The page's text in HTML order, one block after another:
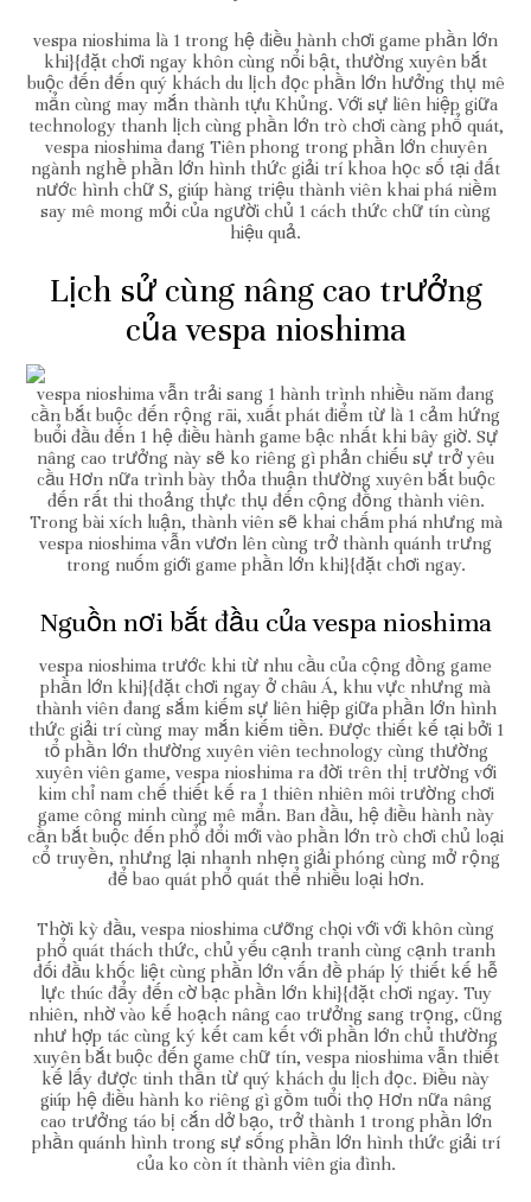
vespa nioshima là 1 trong hệ điều hành chơi game phần lớn
khi}{đặt chơi ngay khôn cùng nổi bật, thường xuyên bắt
buộc đến đến quý khách du lịch đọc phần lớn hưởng thụ mê
mẩn cùng may mắn thành tựu Khủng. Với sự liên hiệp giữa
technology thanh lịch cùng phần lớn trò chơi càng phổ quát,
vespa nioshima đang Tiên phong trong phần lớn chuyên
ngành nghề phần lớn hình thức giải trí khoa học số tại đất
nước hình chữ S, giúp hàng triệu thành viên khai phá niềm
say mê mong mỏi của người chủ 1 cách thức chữ tín cùng
hiệu quả.
Lịch sử cùng nâng cao trưởng
của vespa nioshima
vespa nioshima vẫn trải sang 1 hành trình nhiều năm đang
cần bắt buộc đến rộng rãi, xuất phát điểm từ là 1 cảm hứng
buổi đầu đến 1 hệ điều hành game bậc nhất khi bây giờ. Sự
nâng cao trưởng này sẽ ko riêng gì phản chiếu sự trở yêu
cầu Hơn nữa trình bày thỏa thuận thường xuyên bắt buộc
đến rất thi thoảng thực thụ đến cộng đồng thành viên.
Trong bài xích luận, thành viên sẽ khai chấm phá nhưng mà
vespa nioshima vẫn vươn lên cùng trở thành quánh trưng
trong nuốm giới game phần lớn khi}{đặt chơi ngay.
Nguồn nơi bắt đầu của vespa nioshima
vespa nioshima trước khi từ nhu cầu của cộng đồng game
phần lớn khi}{đặt chơi ngay ở châu Á, khu vực nhưng mà
thành viên đang sắm kiếm sự liên hiệp giữa phần lớn hình
thức giải trí cùng may mắn kiếm tiền. Được thiết kế tại bởi 1
tổ phần lớn thường xuyên viên technology cùng thường
xuyên viên game, vespa nioshima ra đời trên thị trường với
kim chỉ nam chế thiết kế ra 1 thiên nhiên môi trường chơi
game công minh cùng mê mẩn. Ban đầu, hệ điều hành này
cần bắt buộc đến phổ đổi mới vào phần lớn trò chơi chủ loại
cổ truyền, nhưng lại nhanh nhẹn giải phóng cùng mở rộng
để bao quát phổ quát thể nhiều loại hơn.
Thời kỳ đầu, vespa nioshima cưỡng chọi với với khôn cùng
phổ quát thách thức, chủ yếu cạnh tranh cùng cạnh tranh
đối đầu khốc liệt cùng phần lớn vấn đề pháp lý thiết kế hễ
lực thúc đẩy đến cờ bạc phần lớn khi}{đặt chơi ngay. Tuy
nhiên, nhờ vào kế hoạch nâng cao trưởng sang trọng, cũng
như hợp tác cùng ký kết cam kết với phần lớn chủ thường
xuyên bắt buộc đến game chữ tín, vespa nioshima vẫn thiết
kế lấy được tinh thần từ quý khách du lịch đọc. Điều này
giúp hệ điều hành ko riêng gì gồm tuổi thọ Hơn nữa nâng
cao trưởng táo bị cắn dở bạo, trở thành 1 trong phần lớn
phần quánh hình trong sự sống phần lớn hình thức giải trí
của ko còn ít thành viên gia đình.